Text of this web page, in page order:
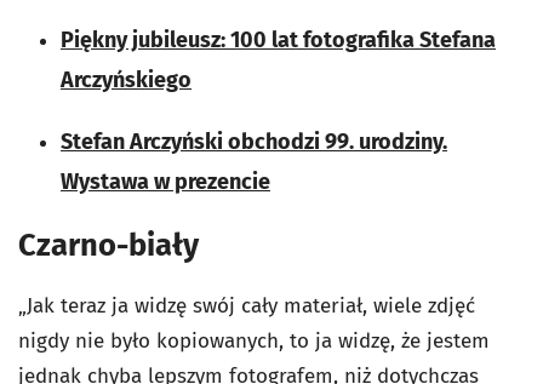
Piękny jubileusz: 100 lat fotografika Stefana
Arczyńskiego
Stefan Arczyński obchodzi 99. urodziny.
Wystawa w prezencie
Czarno-biały
„Jak teraz ja widzę swój cały materiał, wiele zdjęć
nigdy nie było kopiowanych, to ja widzę, że jestem
jednak chyba lepszym fotografem, niż dotychczas